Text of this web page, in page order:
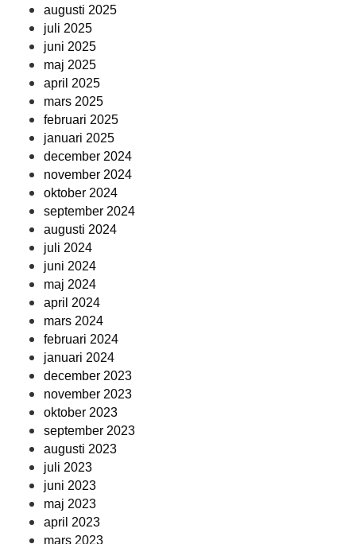
augusti 2025
juli 2025
juni 2025
maj 2025
april 2025
mars 2025
februari 2025
januari 2025
december 2024
november 2024
oktober 2024
september 2024
augusti 2024
juli 2024
juni 2024
maj 2024
april 2024
mars 2024
februari 2024
januari 2024
december 2023
november 2023
oktober 2023
september 2023
augusti 2023
juli 2023
juni 2023
maj 2023
april 2023
mars 2023